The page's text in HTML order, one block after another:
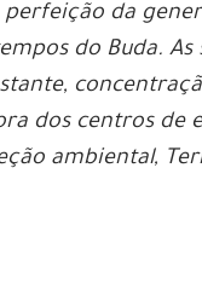
da
do Buda.
dos centros de
ambiental,